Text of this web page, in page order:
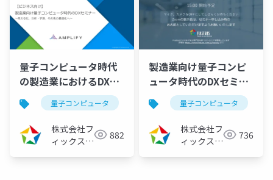
量子コンピュータ時代
の製造業におけるDXセ
ミナー －見える化、予
測・分析、その先の最
適化へ－
（2022/05/25）
量子コンピュータ 量子アニーリング イジングマ
株式会社フ
ィックスタ
882
製造業向け量子コンピ
ュータ時代のDXセミナ
ー ～見える化、予測・
分析、その先の最適化
へ～（2022/03/23）
量子コンピュータ
株式会社フ
ィックスタ
736